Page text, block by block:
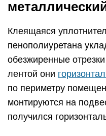
Клеящаяся
пенополиуретана
обезжиренные
лентой они
по периметру
монтируются на
получился